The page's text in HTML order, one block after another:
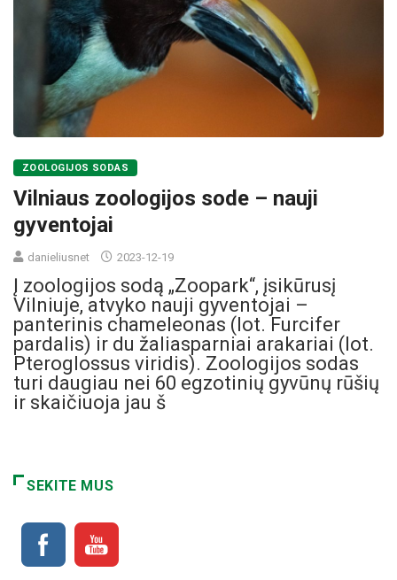
ZOOLOGIJOS SODAS
Vilniaus zoologijos sode – nauji
gyventojai
danieliusnet 2023-12-19
Į zoologijos sodą „Zoopark“, įsikūrusį
Vilniuje, atvyko nauji gyventojai –
panterinis chameleonas (lot. Furcifer
pardalis) ir du žaliasparniai arakariai (lot.
Pteroglossus viridis). Zoologijos sodas
turi daugiau nei 60 egzotinių gyvūnų rūšių
ir skaičiuoja jau š
SEKITE MUS